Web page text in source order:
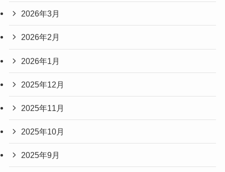
2026年3月
2026年2月
2026年1月
2025年12月
2025年11月
2025年10月
2025年9月